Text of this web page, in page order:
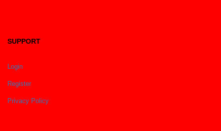
SUPPORT
Login
Register
Privacy Policy